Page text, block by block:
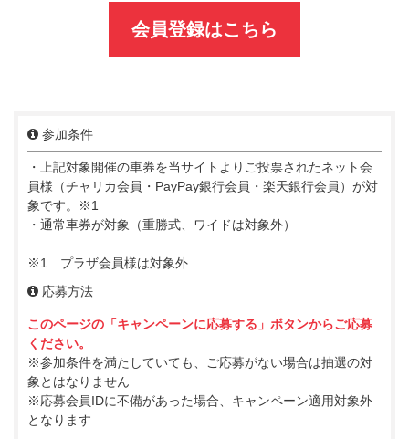
会員登録はこちら
参加条件
・上記対象開催の車券を当サイトよりご投票されたネット会
員様（チャリカ会員・PayPay銀行会員・楽天銀行会員）が対
象です。※1
・通常車券が対象（重勝式、ワイドは対象外）
※1 プラザ会員様は対象外
応募方法
このページの「キャンペーンに応募する」ボタンからご応募
ください。
※参加条件を満たしていても、ご応募がない場合は抽選の対
象とはなりません
※応募会員IDに不備があった場合、キャンペーン適用対象外
となります